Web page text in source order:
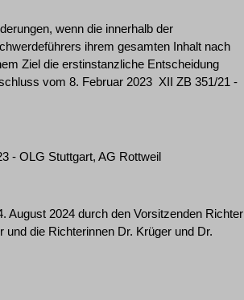
wenn die innerhalb der
ihrem gesamten Inhalt nach
Ziel die erstinstanzliche Entscheidung
vom 8. Februar 2023 ­ XII ZB 351/21
- OLG Stuttgart, AG Rottweil
August 2024 durch den Vorsitzenden Richter
die Richterinnen Dr. Krüger und Dr.